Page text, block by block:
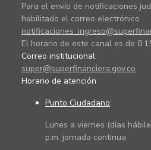
Para el envío de notificaciones
habilitado el correo electrónico
El horario de este canal es de
Correo institucional:
super@superfinanciera.gov.co
Horario de atención
Punto Ciudadano:
Lunes a viernes (días
p.m. jornada continua